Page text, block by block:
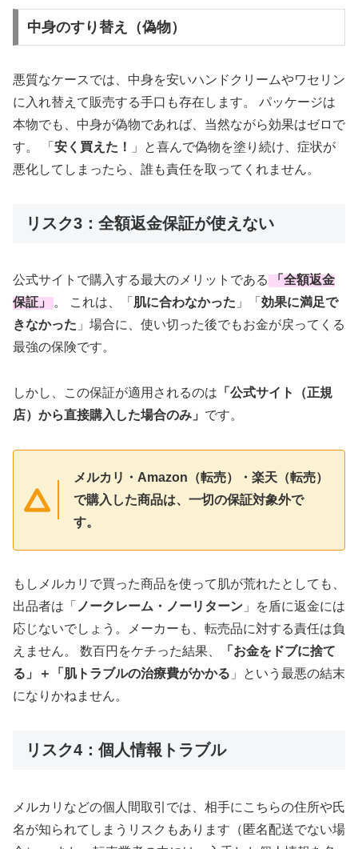
中身のすり替え（偽物）
悪質なケースでは、中身を安いハンドクリームやワセリン
に入れ替えて販売する手口も存在します。 パッケージは
本物でも、中身が偽物であれば、当然ながら効果はゼロで
す。 「 安く買えた！
」と喜んで偽物を塗り続け、症状が
悪化してしまったら、誰も責任を取ってくれません。
リスク3：全額返金保証が使えない
公式サイトで購入する最大のメリットである 「全額返金
保証 」 。 これは、「 肌に合わなかった 」「効果に満足で
きなかった 」場合に、使い切った後でもお金が戻ってくる
最強の保険です。
しかし、この保証が適用されるのは 「 公式サイト（正規
店）から直接購入した場合のみ 」 です。
メルカリ・Amazon（転売）・楽天（転売）
で購入した商品は、一切の保証対象外で
す。
もしメルカリで買った商品を使って肌が荒れたとしても、
出品者は「 ノークレーム・ノーリターン 」を盾に返金には
応じないでしょう。メーカーも、転売品に対する責任は負
えません。 数百円をケチった結果、
「 お金をドブに捨て
る 」＋「肌トラブルの治療費がかかる 」という最悪の結末
になりかねません。
リスク4：個人情報トラブル
メルカリなどの個人間取引では、相手にこちらの住所や氏
名が知られてしまうリスクもあります（匿名配送でない場